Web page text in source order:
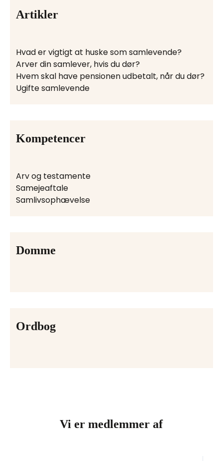
Artikler
Hvad er vigtigt at huske som samlevende?
Arver din samlever, hvis du dør?
Hvem skal have pensionen udbetalt, når du dør?
Ugifte samlevende
Kompetencer
Arv og testamente
Samejeaftale
Samlivsophævelse
Domme
Ordbog
Vi er medlemmer af